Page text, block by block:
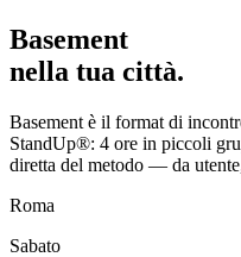
Basement
nella tua città.
Basement è il format di
StandUp®: 4 ore in piccoli
diretta del metodo — da
Roma
Sabato